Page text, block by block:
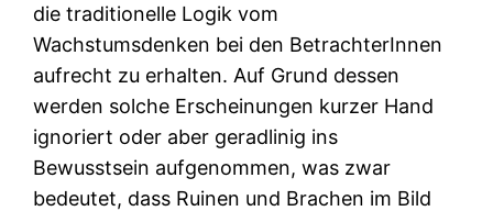
die traditionelle Logik vom
Wachstumsdenken bei den BetrachterInnen
aufrecht zu erhalten. Auf Grund dessen
werden solche Erscheinungen kurzer Hand
ignoriert oder aber geradlinig ins
Bewusstsein aufgenommen, was zwar
bedeutet, dass Ruinen und Brachen im Bild